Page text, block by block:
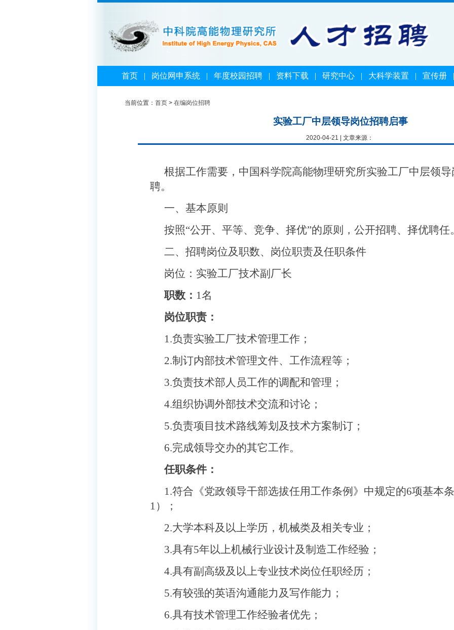
首页| 岗位网申系统| 年度校园招聘| 资料下载 | 研究中心| 大科学装置 | 宣传册
当前位置： 首页 > 在编岗位招聘
实验工厂中层领导岗位招聘启事
2020-04-21 | 文章来源：
根据工作需要，中国科学院高能物理研究所实验工厂中层领
聘。
一、基本原则
按照“公开、平等、竞争、择优”的原则，公开招聘、择优聘任
二、招聘岗位及职数、岗位职责及任职条件
岗位：实验工厂技术副厂长
职数： 1名
岗位职责：
1.负责实验工厂技术管理工作；
2.制订内部技术管理文件、工作流程等；
3.负责技术部人员工作的调配和管理；
4.组织协调外部技术交流和讨论；
5.负责项目技术路线筹划及技术方案制订；
6.完成领导交办的其它工作。
任职条件：
1.符合《党政领导干部选拔任用工作条例》中规定的6项基本
1）；
2.大学本科及以上学历，机械类及相关专业；
3.具有5年以上机械行业设计及制造工作经验；
4.具有副高级及以上专业技术岗位任职经历；
5.有较强的英语沟通能力及写作能力；
6.具有技术管理工作经验者优先；